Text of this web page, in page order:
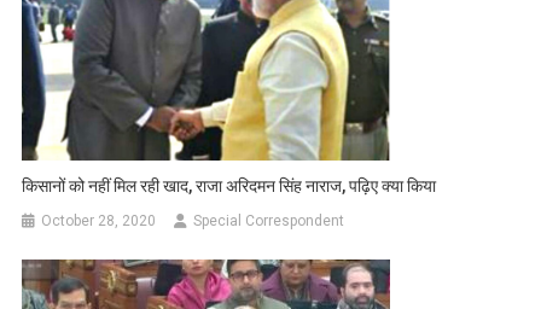
किसानों को नहीं मिल रही खाद, राजा अरिदमन सिंह नाराज, पढ़िए क्या किया
October 28, 2020 Special Correspondent